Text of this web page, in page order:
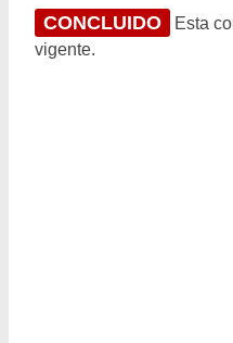
CONCLUIDO
Esta
vigente.